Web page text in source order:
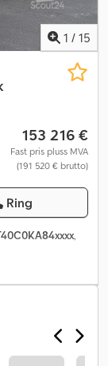
1 / 15
153 216 €
Fast pris pluss MVA
(191 520 € brutto)
Ring
,